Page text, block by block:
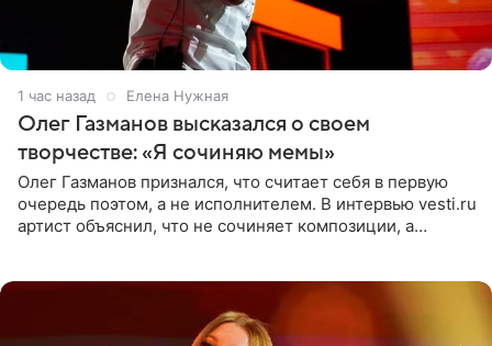
1 час назад Елена Нужная
Олег Газманов высказался о своем
творчестве: «Я сочиняю мемы»
Олег Газманов признался, что считает себя в первую
очередь поэтом, а не исполнителем. В интервью vesti.ru
артист объяснил, что не сочиняет композиции, а